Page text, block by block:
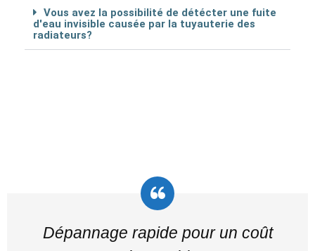
Vous avez la possibilité de détécter une fuite
d'eau invisible causée par la tuyauterie des
radiateurs?
Dépannage rapide pour un coût